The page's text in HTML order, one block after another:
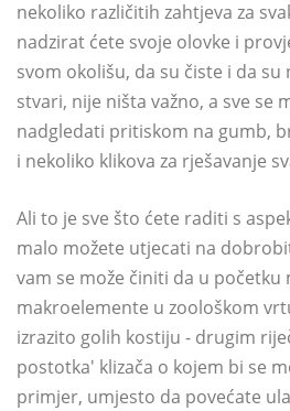
nekoliko različitih zahtjeva za
nadzirat ćete svoje olovke i
svom okolišu, da su čiste i da su
stvari, nije ništa važno, a sve se
nadgledati pritiskom na gumb,
i nekoliko klikova za rješavanje
Ali to je sve što ćete raditi s
malo možete utjecati na
vam se može činiti da u
makroelemente u zoološkom
izrazito golih kostiju - drugim
postotka' klizača o kojem bi se
primjer, umjesto da povećate